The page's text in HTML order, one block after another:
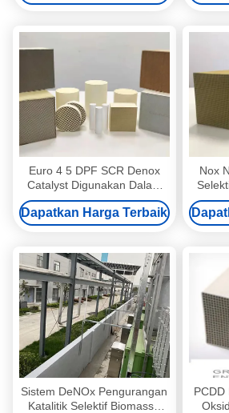
Euro 4 5 DPF SCR Denox
Catalyst Digunakan Dalam
Reduksi Katalitik Selektif Nox
Dapatkan Harga Terbaik
Nox
Sistem DeNOx Pengurangan
Katalitik Selektif Biomassa
PCDD